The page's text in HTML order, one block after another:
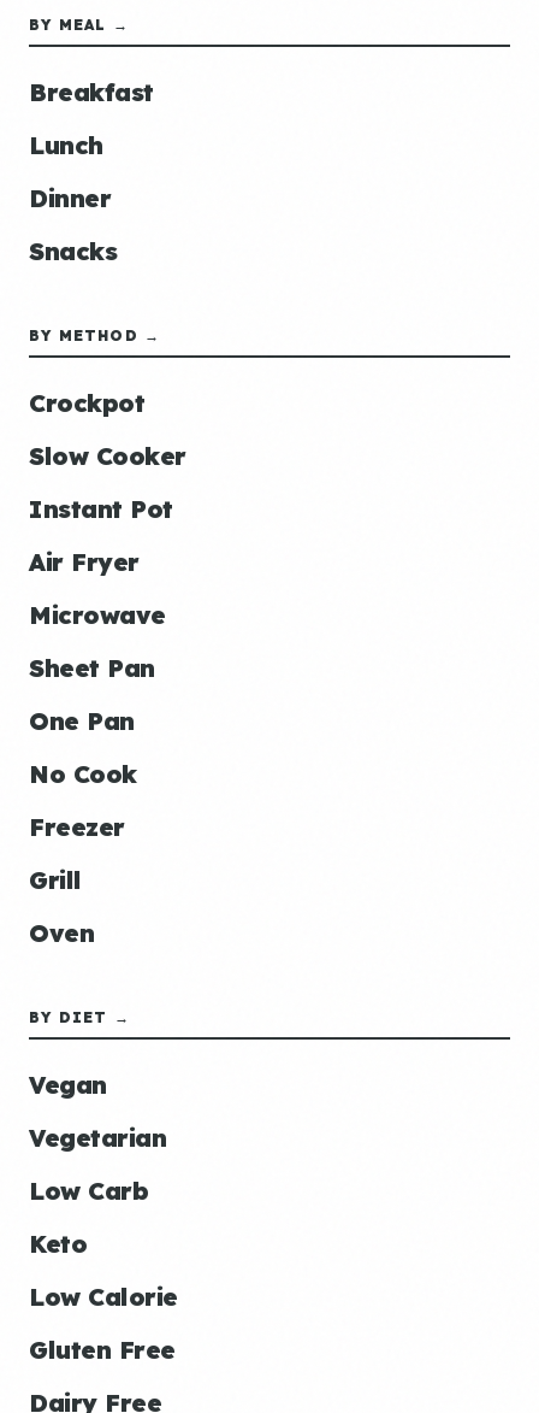
BY MEAL →
Breakfast
Lunch
Dinner
Snacks
BY METHOD →
Crockpot
Slow Cooker
Instant Pot
Air Fryer
Microwave
Sheet Pan
One Pan
No Cook
Freezer
Grill
Oven
BY DIET →
Vegan
Vegetarian
Low Carb
Keto
Low Calorie
Gluten Free
Dairy Free